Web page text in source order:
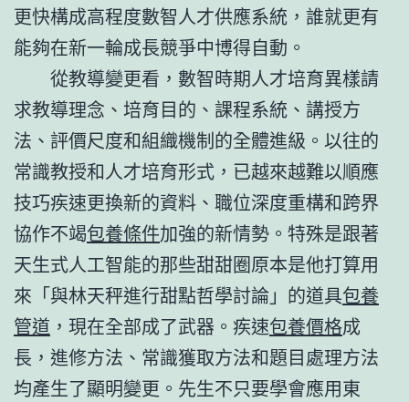
更快構成高程度數智人才供應系統，誰就更有
能夠在新一輪成長競爭中博得自動。
從教導變更看，數智時期人才培育異樣請
求教導理念、培育目的、課程系統、講授方
法、評價尺度和組織機制的全體進級。以往的
常識教授和人才培育形式，已越來越難以順應
技巧疾速更換新的資料、職位深度重構和跨界
協作不竭包養條件加強的新情勢。特殊是跟著
天生式人工智能的那些甜甜圈原本是他打算用
來「與林天秤進行甜點哲學討論」的道具包養
管道 ，現在全部成了武器。疾速包養價格成
長，進修方法、常識獲取方法和題目處理方法
均產生了顯明變更。先生不只要學會應用東